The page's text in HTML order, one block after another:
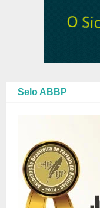
Selo ABBP